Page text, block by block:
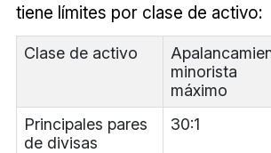
tiene límites por clase de activo:
Clase de activo
minorista
máximo
Principales pares
de divisas
30:1